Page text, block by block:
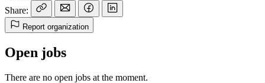
Share:
Report organization
Open jobs
There are no open jobs at the moment.